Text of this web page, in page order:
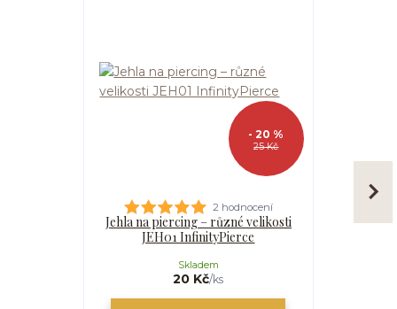
25 Kč
- 20 %
2 hodnocení
Jehla na piercing – různé velikosti
JEH01 InfinityPierce
20 Kč/ks
Skladem